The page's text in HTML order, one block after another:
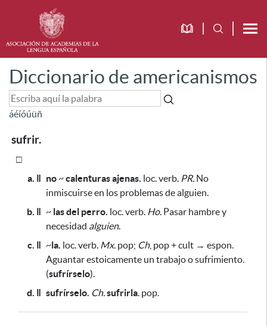
Diccionario de americanismos
áéíóúüñ
sufrir.
□
a. ǁ no ~calenturas ajenas. loc. verb. PR. No
inmiscuirse en los problemas de alguien.
b. ǁ ~ las del perro. loc. verb. Ho. Pasar hambre y
necesidad alguien.
c. ǁ ~la. loc. verb. Mx. pop; Ch, pop + cult → espon.
Aguantar estoicamente un trabajo o sufrimiento.
(sufrírselo).
d. ǁ sufrírselo. Ch.sufrirla. pop.